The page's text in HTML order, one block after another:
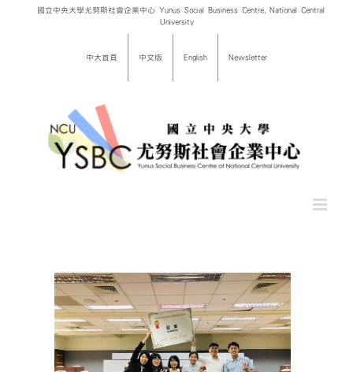
國立中央大學尤努斯社會企業中心 Yunus Social Business Centre, National Central
University
中大首頁 中文版 English Newsletter